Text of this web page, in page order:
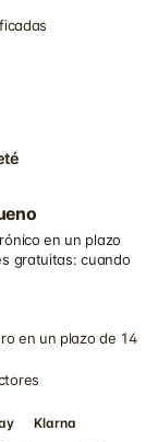
en un plazo
gratuitas: cuando
en un plazo de 14
Klarna